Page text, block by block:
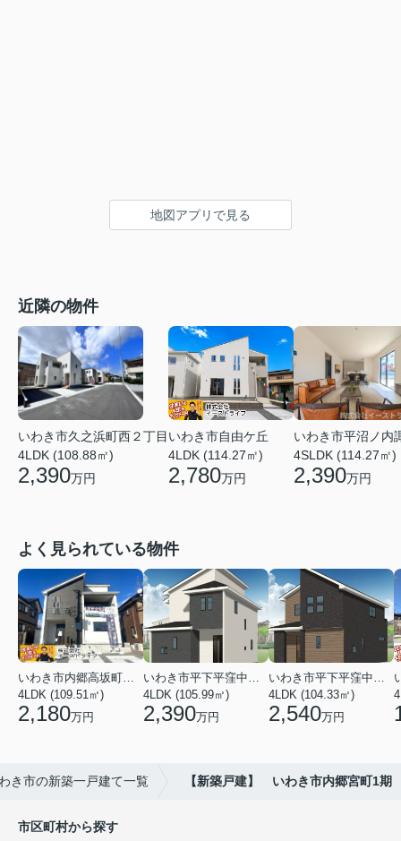
地図アプリで見る
近隣の物件
いわき市久之浜町西２丁目
4LDK (108.88㎡)
2,390万円
いわき市自由ケ丘
4LDK (114.27㎡)
2,780万円
いわき市平沼ノ内
4SLDK (114.27㎡)
2,390万円
よく見られている物件
いわき市内郷高坂町２丁目
4LDK (109.51㎡)
2,180万円
いわき市平下平窪中島町
4LDK (105.99㎡)
2,390万円
いわき市平下平窪中島町
4LDK (104.33㎡)
2,540万円
き市の新築一戸建て一覧 【新築戸建】 いわき市内郷宮町1期
市区町村から探す